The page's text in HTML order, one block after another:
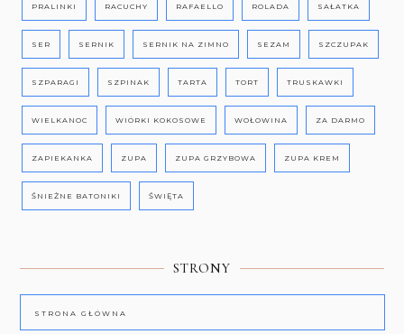
PRALINKI RACUCHY RAFAELLO ROLADA SAŁATKA
SER SERNIK SERNIK NA ZIMNO SEZAM SZCZUPAK
SZPARAGI SZPINAK TARTA TORT TRUSKAWKI
WIELKANOC WIÓRKI KOKOSOWE WOŁOWINA ZA DARMO
ZAPIEKANKA ZUPA ZUPA GRZYBOWA ZUPA KREM
ŚNIEŻNE BATONIKI ŚWIĘTA
STRONY
STRONA GŁÓWNA